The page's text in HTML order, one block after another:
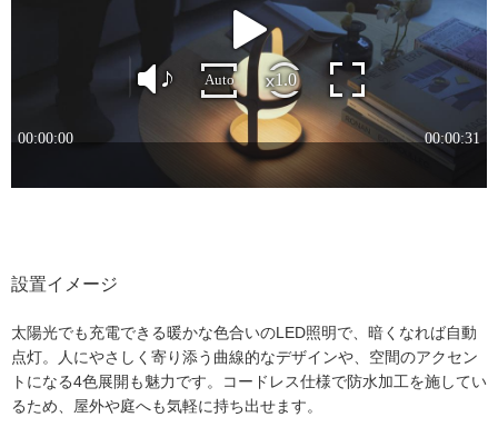
設置イメージ
太陽光でも充電できる暖かな色合いのLED照明で、暗くなれば自動
点灯。人にやさしく寄り添う曲線的なデザインや、空間のアクセン
トになる4色展開も魅力です。コードレス仕様で防水加工を施してい
るため、屋外や庭へも気軽に持ち出せます。